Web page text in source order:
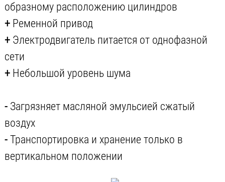
образному расположению цилиндров
+Ременной привод
+Электродвигатель питается от однофазной
сети
+Небольшой уровень шума
-Загрязняет масляной эмульсией сжатый
воздух
-Транспортировка и хранение только в
вертикальном положении